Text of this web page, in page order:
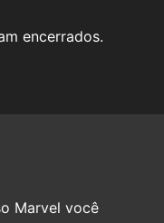
encerrados.
Marvel você